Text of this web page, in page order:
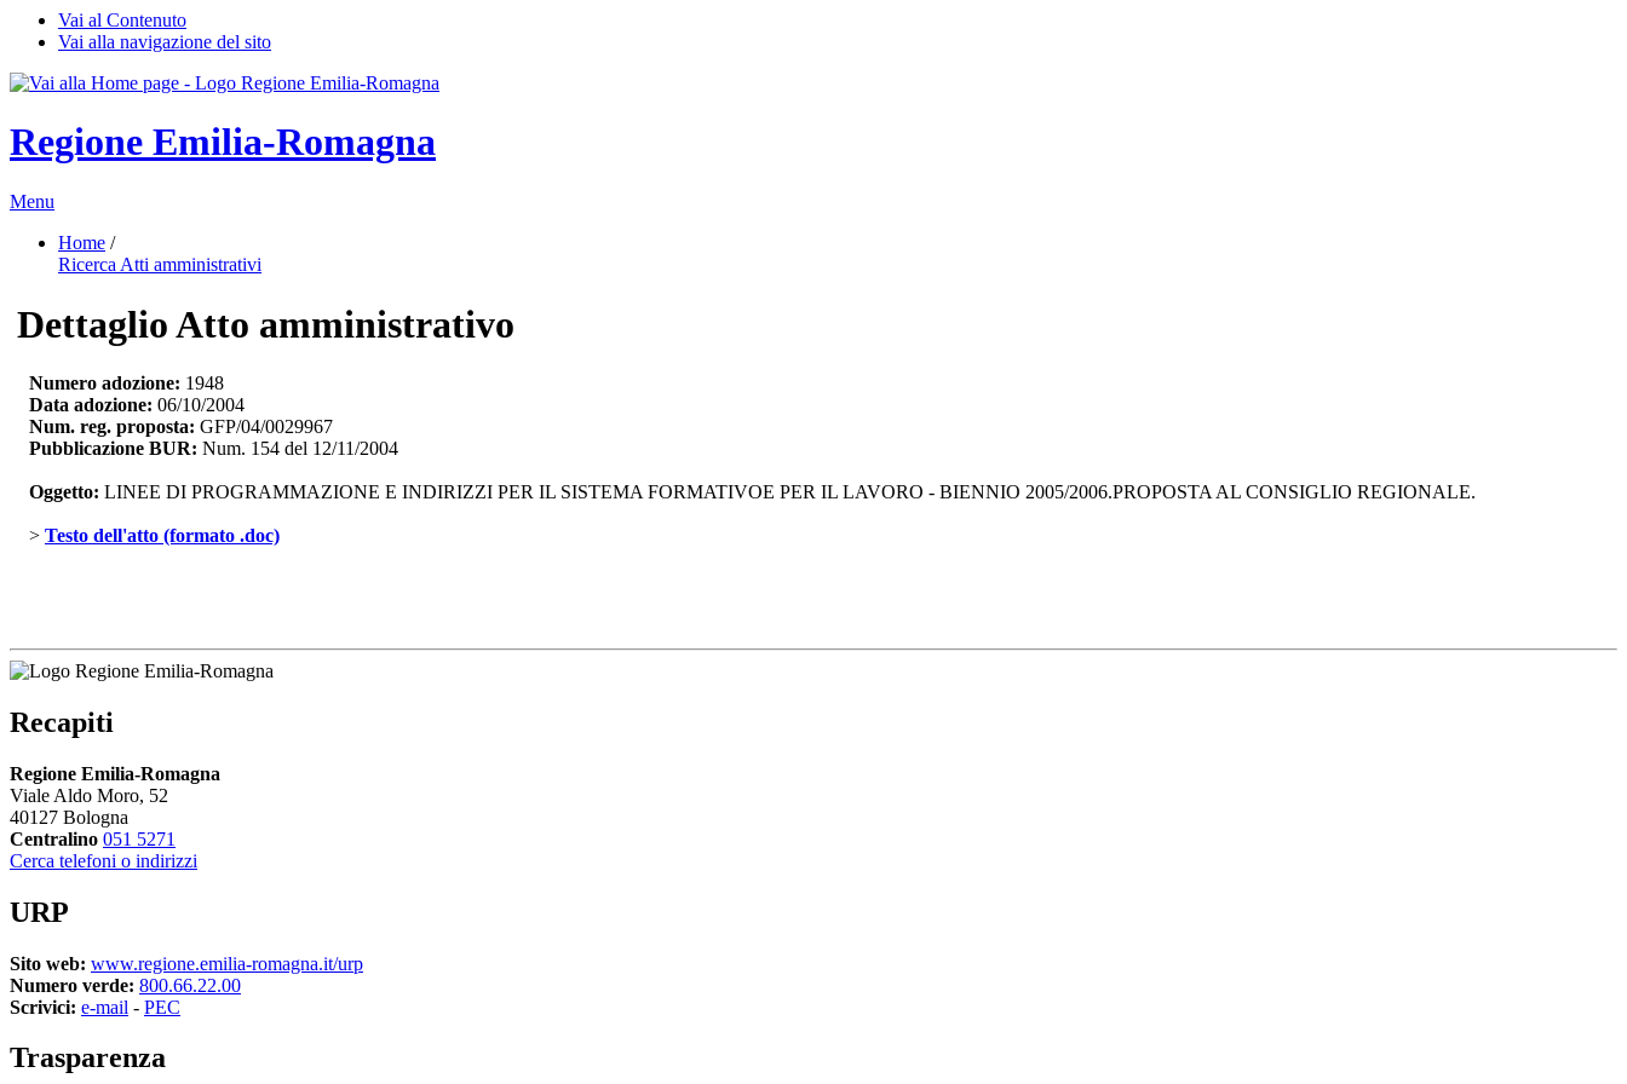
Vai al Contenuto
Vai alla navigazione del sito
Regione Emilia-Romagna
Menu
Home /
Ricerca Atti amministrativi
Dettaglio Atto amministrativo
Numero adozione: 1948
Data adozione: 06/10/2004
Num. reg. proposta: GFP/04/0029967
Pubblicazione BUR: Num. 154 del 12/11/2004
Oggetto: LINEE DI PROGRAMMAZIONE E INDIRIZZI PER IL SISTEMA FORMATIVOE PER IL LAVORO - BIENNIO 2005/2006.PROPOSTA AL CONSIGLIO REGIONALE.
> Testo dell'atto (formato .doc)
Recapiti
Regione Emilia-Romagna
Viale Aldo Moro, 52
40127 Bologna
Centralino 051 5271
Cerca telefoni o indirizzi
URP
Sito web: www.regione.emilia-romagna.it/urp
Numero verde: 800.66.22.00
Scrivici: e-mail - PEC
Trasparenza